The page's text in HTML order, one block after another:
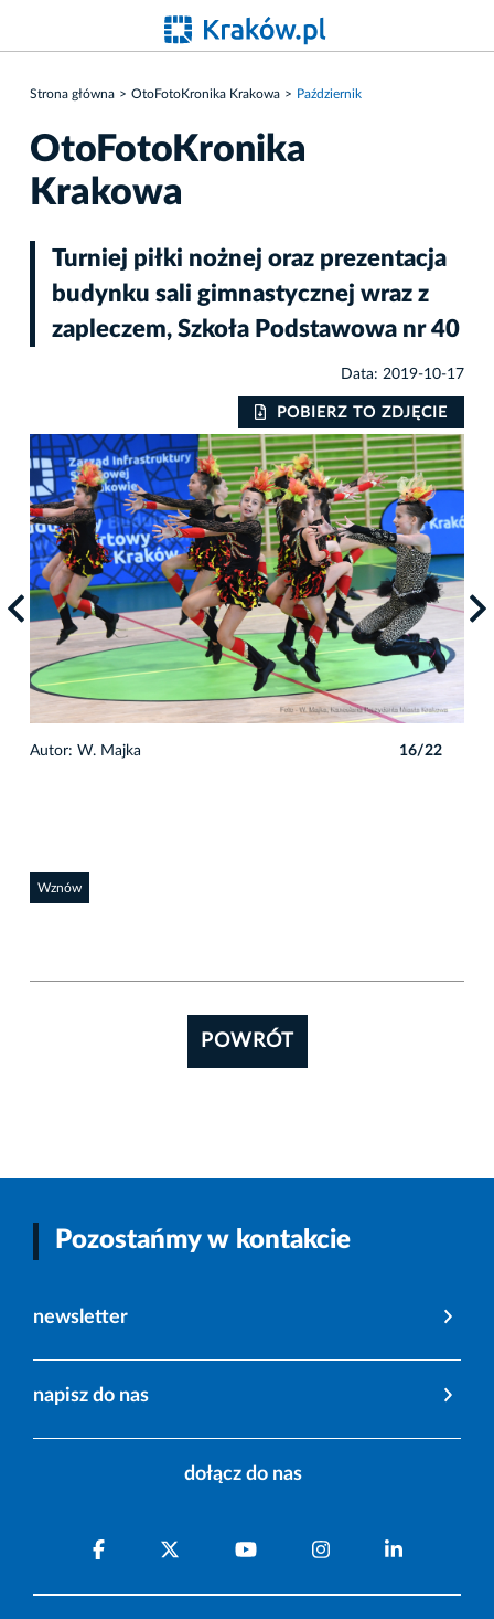
Strona główna OtoFotoKronika Krakowa Październik
OtoFotoKronika
Krakowa
Turniej piłki nożnej oraz prezentacja
budynku sali gimnastycznej wraz z
zapleczem, Szkoła Podstawowa nr 40
Data: 2019-10-17
POBIERZ TO ZDJĘCIE
Autor: W. Majka 16/22
Wznów
POWRÓT
Pozostańmy w kontakcie
newsletter
napisz do nas
dołącz do nas